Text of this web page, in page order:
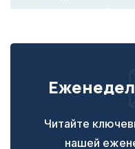
Читайте
нашей